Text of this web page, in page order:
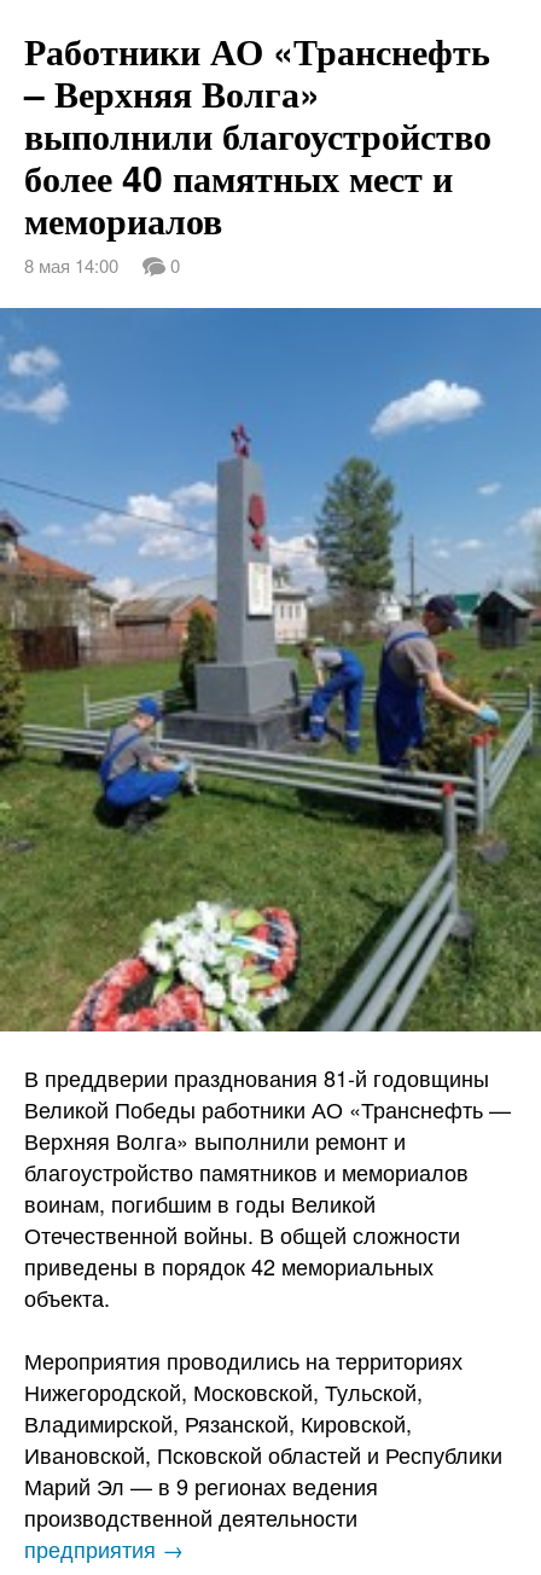
Работники АО «Транснефть
– Верхняя Волга»
выполнили благоустройство
более 40 памятных мест и
мемориалов
8 мая 14:00 0
В преддверии празднования 81-й годовщины
Великой Победы работники АО «Транснефть —
Верхняя Волга» выполнили ремонт и
благоустройство памятников и мемориалов
воинам, погибшим в годы Великой
Отечественной войны. В общей сложности
приведены в порядок 42 мемориальных
объекта.
Мероприятия проводились на территориях
Нижегородской, Московской, Тульской,
Владимирской, Рязанской, Кировской,
Ивановской, Псковской областей и Республики
Марий Эл — в 9 регионах ведения
производственной деятельности
предприятия →